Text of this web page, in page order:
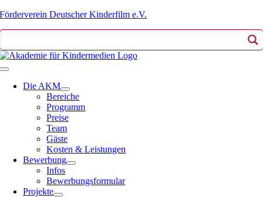
Zum
Förderverein Deutscher Kinderfilm e.V.
Toggle
NavigationDie AKM
Bereiche
Programm
Preise
Team
Gäste
Kosten & Leistungen
Bewerbung
Infos
Bewerbungsformular
Projekte